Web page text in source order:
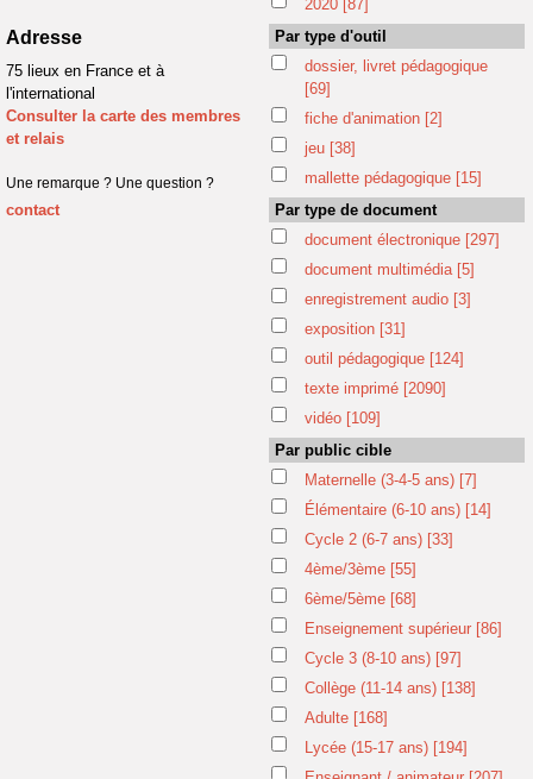
Adresse
75 lieux en France et à
l'international
Consulter la carte des membres
et relais
Une remarque ? Une question ?
contact
2020 [87]
Par type d'outil
dossier, livret pédagogique
[69]
fiche d'animation [2]
jeu [38]
mallette pédagogique [15]
Par type de document
document électronique [297]
document multimédia [5]
enregistrement audio [3]
exposition [31]
outil pédagogique [124]
texte imprimé [2090]
vidéo [109]
Par public cible
Maternelle (3-4-5 ans) [7]
Élémentaire (6-10 ans) [14]
Cycle 2 (6-7 ans) [33]
4ème/3ème [55]
6ème/5ème [68]
Enseignement supérieur [86]
Cycle 3 (8-10 ans) [97]
Collège (11-14 ans) [138]
Adulte [168]
Lycée (15-17 ans) [194]